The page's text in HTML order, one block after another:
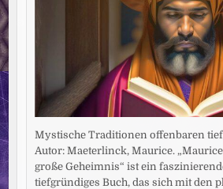
Mystische Traditionen offenbaren
Autor: Maeterlinck, Maurice.
große Geheimnis“ ist ein
tiefgründiges Buch, das sich mit den